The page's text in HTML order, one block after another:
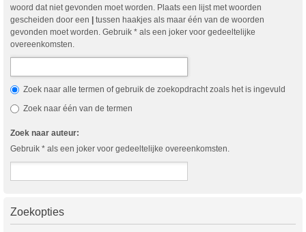
woord dat niet gevonden moet worden. Plaats een lijst met woorden
gescheiden door een | tussen haakjes als maar één van de woorden
gevonden moet worden. Gebruik * als een joker voor gedeeltelijke
overeenkomsten.
Zoek naar alle termen of gebruik de zoekopdracht zoals het is ingevuld
Zoek naar één van de termen
Zoek naar auteur:
Gebruik * als een joker voor gedeeltelijke overeenkomsten.
Zoekopties